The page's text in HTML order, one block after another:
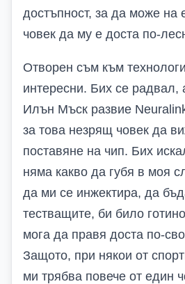
достъпност, за да може на
човек да му е доста по-
Отворен съм към
интересни. Бих се радвал,
Илън Мъск развие
за това незрящ човек да
поставяне на чип. Бих
няма какво да губя в моя
да ми се инжектира, да
тестващите, би било
мога да правя доста по-
Защото, при някои от
ми трябва повече от един